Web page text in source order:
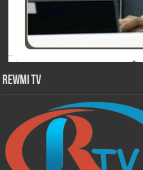
Rewmi TV